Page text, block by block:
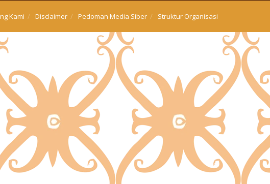
Kami Disclaimer Pedoman Media Siber Struktur Organisasi